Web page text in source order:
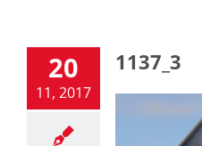
20
11, 2017
1137_3